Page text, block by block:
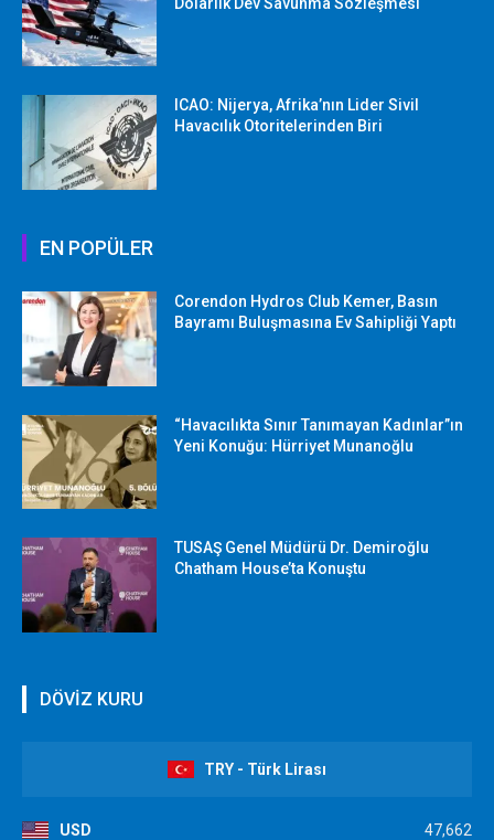
ICAO: Nijerya, Afrika’nın Lider Sivil
Havacılık Otoritelerinden Biri
EN POPÜLER
Corendon Hydros Club Kemer, Basın
Bayramı Buluşmasına Ev Sahipliği Yaptı
“Havacılıkta Sınır Tanımayan Kadınlar”ın
Yeni Konuğu: Hürriyet Munanoğlu
TUSAŞ Genel Müdürü Dr. Demiroğlu
Chatham House’ta Konuştu
DÖVİZ KURU
TRY - Türk Lirası
USD 47,662